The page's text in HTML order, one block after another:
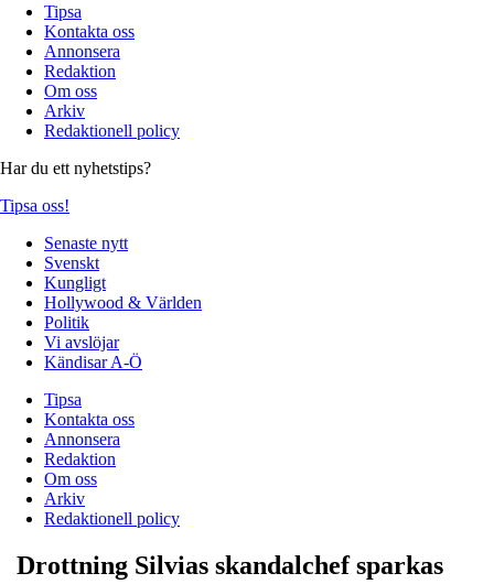
Tipsa
Kontakta oss
Annonsera
Redaktion
Om oss
Arkiv
Redaktionell policy
Har du ett nyhetstips?
Tipsa oss!
Senaste nytt
Svenskt
Kungligt
Hollywood & Världen
Politik
Vi avslöjar
Kändisar A-Ö
Tipsa
Kontakta oss
Annonsera
Redaktion
Om oss
Arkiv
Redaktionell policy
Drottning Silvias skandalchef sparkas